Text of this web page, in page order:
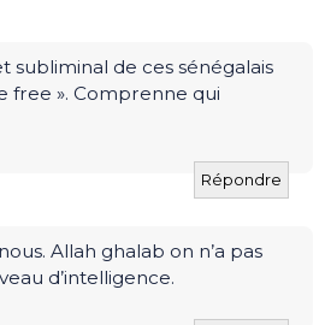
subliminal de ces sénégalais
free ». Comprenne qui
Répondre
Allah ghalab on n’a pas
d’intelligence.